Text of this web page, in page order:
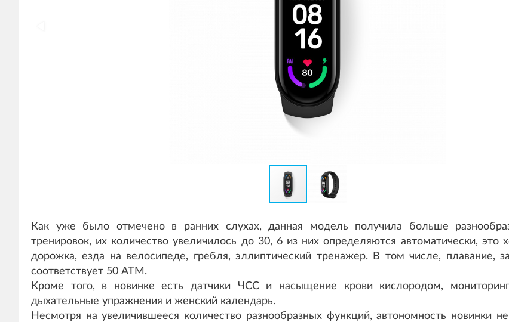
Как уже было отмечено в ранних слухах, данная модель получила больше
тренировок, их количество увеличилось до 30, 6 из них определяются автоматически, это
дорожка, езда на велосипеде, гребля, эллиптический тренажер. В том числе, плавание,
соответствует 50 АТМ.
Кроме того, в новинке есть датчики ЧСС и насыщение крови кислородом, мониторинг
дыхательные упражнения и женский календарь.
Несмотря на увеличившееся количество разнообразных функций, автономность новинки